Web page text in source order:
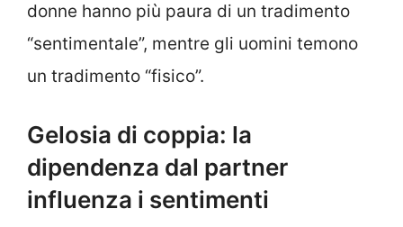
donne hanno più paura di un tradimento
“sentimentale”, mentre gli uomini temono
un tradimento “fisico”.
Gelosia di coppia: la
dipendenza dal partner
influenza i sentimenti